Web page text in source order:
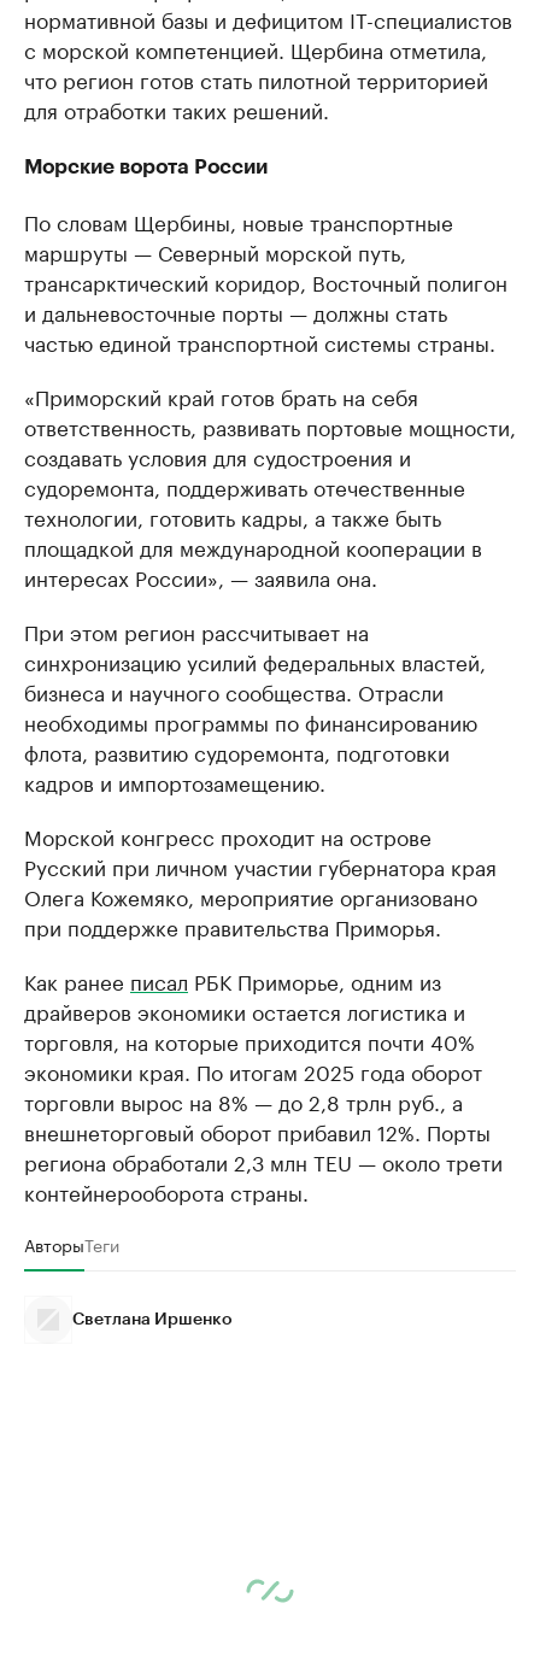
нормативной базы и дефицитом IT-специалистов
с морской компетенцией. Щербина отметила,
что регион готов стать пилотной территорией
для отработки таких решений.
Морские ворота России
По словам Щербины, новые транспортные
маршруты — Северный морской путь,
трансарктический коридор, Восточный полигон
и дальневосточные порты — должны стать
частью единой транспортной системы страны.
«Приморский край готов брать на себя
ответственность, развивать портовые мощности,
создавать условия для судостроения и
судоремонта, поддерживать отечественные
технологии, готовить кадры, а также быть
площадкой для международной кооперации в
интересах России», — заявила она.
При этом регион рассчитывает на
синхронизацию усилий федеральных властей,
бизнеса и научного сообщества. Отрасли
необходимы программы по финансированию
флота, развитию судоремонта, подготовки
кадров и импортозамещению.
Морской конгресс проходит на острове
Русский при личном участии губернатора края
Олега Кожемяко, мероприятие организовано
при поддержке правительства Приморья.
Как ранее писал РБК Приморье, одним из
драйверов экономики остается логистика и
торговля, на которые приходится почти 40%
экономики края. По итогам 2025 года оборот
торговли вырос на 8% — до 2,8 трлн руб., а
внешнеторговый оборот прибавил 12%. Порты
региона обработали 2,3 млн TEU — около трети
контейнерооборота страны.
АвторыТеги
Светлана Иршенко